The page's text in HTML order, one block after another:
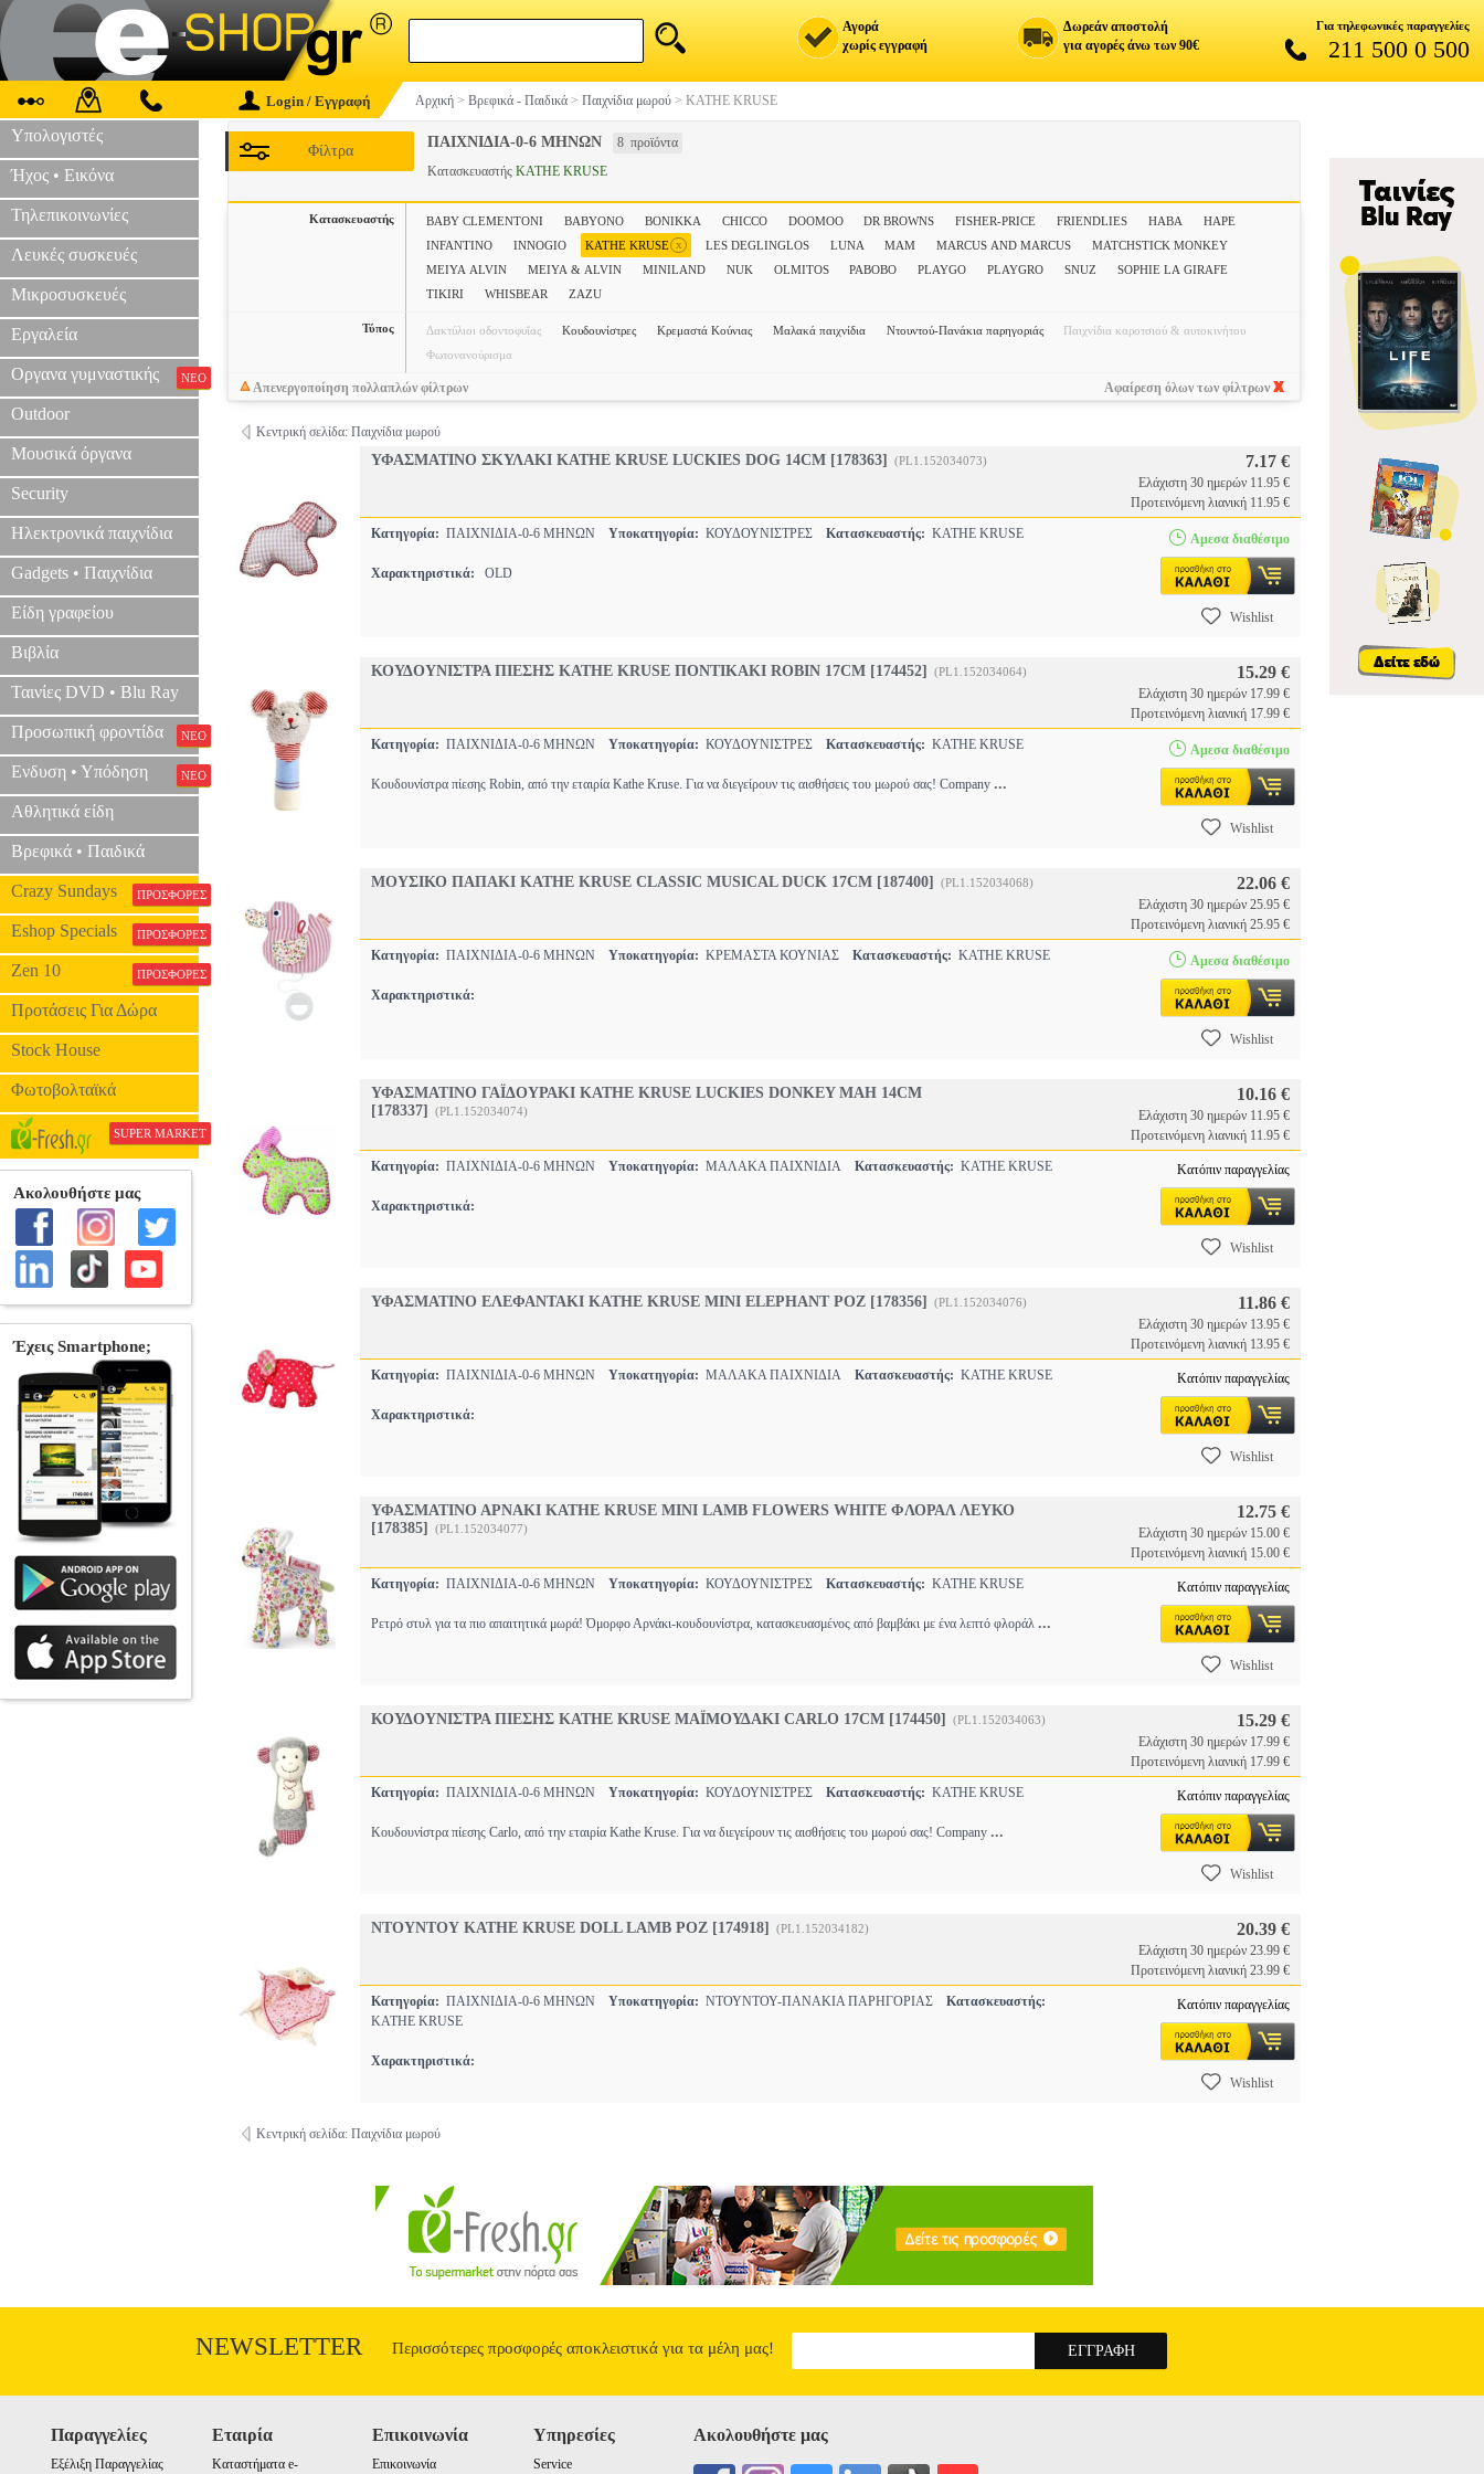
Αγορά
χωρίς εγγραφή
Δωρεάν αποστολή
για αγορές άνω των 90€
Για τηλεφωνικές παραγγελίες
211 500 0 500
Login / Εγγραφή Αρχική > Βρεφικά - Παιδικά > Παιχνίδια μωρού > KATHE KRUSE
Υπολογιστές
Ήχος • Εικόνα
Τηλεπικοινωνίες
Λευκές συσκευές
Μικροσυσκευές
Εργαλεία
Οργανα γυμναστικής ΝΕΟ
Outdoor
Μουσικά όργανα
Security
Ηλεκτρονικά παιχνίδια
Gadgets • Παιχνίδια
Είδη γραφείου
Βιβλία
Ταινίες DVD • Blu Ray
Προσωπική φροντίδα ΝΕΟ
Ενδυση • Υπόδηση ΝΕΟ
Αθλητικά είδη
Βρεφικά • Παιδικά
Crazy Sundays ΠΡΟΣΦΟΡΕΣ
Eshop Specials ΠΡΟΣΦΟΡΕΣ
Zen 10 ΠΡΟΣΦΟΡΕΣ
Προτάσεις Για Δώρα
Stock House
Φωτοβολταϊκά
SUPER MARKET
ΠΑΙΧΝΙΔΙΑ-0-6 ΜΗΝΩΝ 8 προϊόντα
Φίλτρα
Κατασκευαστής KATHE KRUSE
Κατασκευαστής BABY CLEMENTONI BABYONO BONIKKA CHICCO DOOMOO DR BROWNS FISHER-PRICE FRIENDLIES HABA
HAPE
INFANTINO
INNOGIO KATHE KRUSE x LES DEGLINGLOS LUNA MAM MARCUS AND MARCUS
MATCHSTICK MONKEY
MEIYA ALVIN
MEIYA & ALVIN MINILAND NUK OLMITOS PABOBO PLAYGO PLAYGRO SNUZ
SOPHIE LA GIRAFE
TIKIRI
WHISBEAR ZAZU
Τύπος Δακτύλιοι οδοντοφυΐας Κουδουνίστρες Κρεμαστά Κούνιας Μαλακά παιχνίδια Ντουντού-Πανάκια παρηγοριάς
Παιχνίδια καροτσιού & αυτοκινήτου
Φωτονανούρισμα
Απενεργοποίηση πολλαπλών φίλτρων Αφαίρεση όλων των φίλτρων
Κεντρική σελίδα: Παιχνίδια μωρού
ΥΦΑΣΜΑΤΙΝΟ ΣΚΥΛΑΚΙ KATHE KRUSE LUCKIES DOG 14CM [178363] (PL1.152034073) 7.17 €
Ελάχιστη 30 ημερών 11.95 €
Προτεινόμενη λιανική 11.95 €
Κατηγορία: ΠΑΙΧΝΙΔΙΑ-0-6 ΜΗΝΩΝ Υποκατηγορία: ΚΟΥΔΟΥΝΙΣΤΡΕΣ Κατασκευαστής: KATHE KRUSE
Χαρακτηριστικά: OLD
Αμεσα διαθέσιμο
Wishlist
ΚΟΥΔΟΥΝΙΣΤΡΑ ΠΙΕΣΗΣ KATHE KRUSE ΠΟΝΤΙΚΑΚΙ ROBIN 17CM [174452] (PL1.152034064) 15.29 €
Ελάχιστη 30 ημερών 17.99 €
Προτεινόμενη λιανική 17.99 €
Κατηγορία: ΠΑΙΧΝΙΔΙΑ-0-6 ΜΗΝΩΝ Υποκατηγορία: ΚΟΥΔΟΥΝΙΣΤΡΕΣ Κατασκευαστής: KATHE KRUSE
Κουδουνίστρα πίεσης Robin, από την εταιρία Kathe Kruse. Για να διεγείρουν τις αισθήσεις του μωρού σας! Company ...
Αμεσα διαθέσιμο
Wishlist
ΜΟΥΣΙΚΟ ΠΑΠΑΚΙ KATHE KRUSE CLASSIC MUSICAL DUCK 17CM [187400] (PL1.152034068) 22.06 €
Ελάχιστη 30 ημερών 25.95 €
Προτεινόμενη λιανική 25.95 €
Κατηγορία: ΠΑΙΧΝΙΔΙΑ-0-6 ΜΗΝΩΝ Υποκατηγορία: ΚΡΕΜΑΣΤΑ ΚΟΥΝΙΑΣ Κατασκευαστής: KATHE KRUSE
Χαρακτηριστικά:
Αμεσα διαθέσιμο
Wishlist
ΥΦΑΣΜΑΤΙΝΟ ΓΑΪΔΟΥΡΑΚΙ KATHE KRUSE LUCKIES DONKEY MAH 14CM
[178337]
(PL1.152034074)
10.16 €
Ελάχιστη 30 ημερών 11.95 €
Προτεινόμενη λιανική 11.95 €
Κατηγορία: ΠΑΙΧΝΙΔΙΑ-0-6 ΜΗΝΩΝ Υποκατηγορία: ΜΑΛΑΚΑ ΠΑΙΧΝΙΔΙΑ Κατασκευαστής: KATHE KRUSE
Χαρακτηριστικά:
Κατόπιν παραγγελίας
Wishlist
ΥΦΑΣΜΑΤΙΝΟ ΕΛΕΦΑΝΤΑΚΙ KATHE KRUSE MINI ELEPHANT ΡΟΖ [178356] (PL1.152034076) 11.86 €
Ελάχιστη 30 ημερών 13.95 €
Προτεινόμενη λιανική 13.95 €
Κατηγορία: ΠΑΙΧΝΙΔΙΑ-0-6 ΜΗΝΩΝ Υποκατηγορία: ΜΑΛΑΚΑ ΠΑΙΧΝΙΔΙΑ Κατασκευαστής: KATHE KRUSE
Χαρακτηριστικά:
Κατόπιν παραγγελίας
Wishlist
ΥΦΑΣΜΑΤΙΝΟ ΑΡΝΑΚΙ KATHE KRUSE MINI LAMB FLOWERS WHITE ΦΛΟΡΑΛ ΛΕΥΚΟ
[178385]
(PL1.152034077)
12.75 €
Ελάχιστη 30 ημερών 15.00 €
Προτεινόμενη λιανική 15.00 €
Κατηγορία: ΠΑΙΧΝΙΔΙΑ-0-6 ΜΗΝΩΝ Υποκατηγορία: ΚΟΥΔΟΥΝΙΣΤΡΕΣ Κατασκευαστής: KATHE KRUSE
Ρετρό στυλ για τα πιο απαιτητικά μωρά! Όμορφο Αρνάκι-κουδουνίστρα, κατασκευασμένος από βαμβάκι με ένα λεπτό φλοράλ ...
Κατόπιν παραγγελίας
Wishlist
ΚΟΥΔΟΥΝΙΣΤΡΑ ΠΙΕΣΗΣ KATHE KRUSE ΜΑΪΜΟΥΔΑΚΙ CARLO 17CM [174450] (PL1.152034063) 15.29 €
Ελάχιστη 30 ημερών 17.99 €
Προτεινόμενη λιανική 17.99 €
Κατηγορία: ΠΑΙΧΝΙΔΙΑ-0-6 ΜΗΝΩΝ Υποκατηγορία: ΚΟΥΔΟΥΝΙΣΤΡΕΣ Κατασκευαστής: KATHE KRUSE
Κουδουνίστρα πίεσης Carlo, από την εταιρία Kathe Kruse. Για να διεγείρουν τις αισθήσεις του μωρού σας! Company ...
Κατόπιν παραγγελίας
Wishlist
ΝΤΟΥΝΤΟΥ KATHE KRUSE DOLL LAMB ΡΟΖ [174918] (PL1.152034182) 20.39 €
Ελάχιστη 30 ημερών 23.99 €
Προτεινόμενη λιανική 23.99 €
Κατηγορία: ΠΑΙΧΝΙΔΙΑ-0-6 ΜΗΝΩΝ Υποκατηγορία: ΝΤΟΥΝΤΟΥ-ΠΑΝΑΚΙΑ ΠΑΡΗΓΟΡΙΑΣ Κατασκευαστής:
KATHE KRUSE
Χαρακτηριστικά:
Κατόπιν παραγγελίας
Wishlist
Κεντρική σελίδα: Παιχνίδια μωρού
NEWSLETTER Περισσότερες προσφορές αποκλειστικά για τα μέλη μας!
Παραγγελίες
Εξέλιξη Παραγγελίας
Εταιρία
Καταστήματα e-
Επικοινωνία
Επικοινωνία
Υπηρεσίες
Service
Ακολουθήστε μας